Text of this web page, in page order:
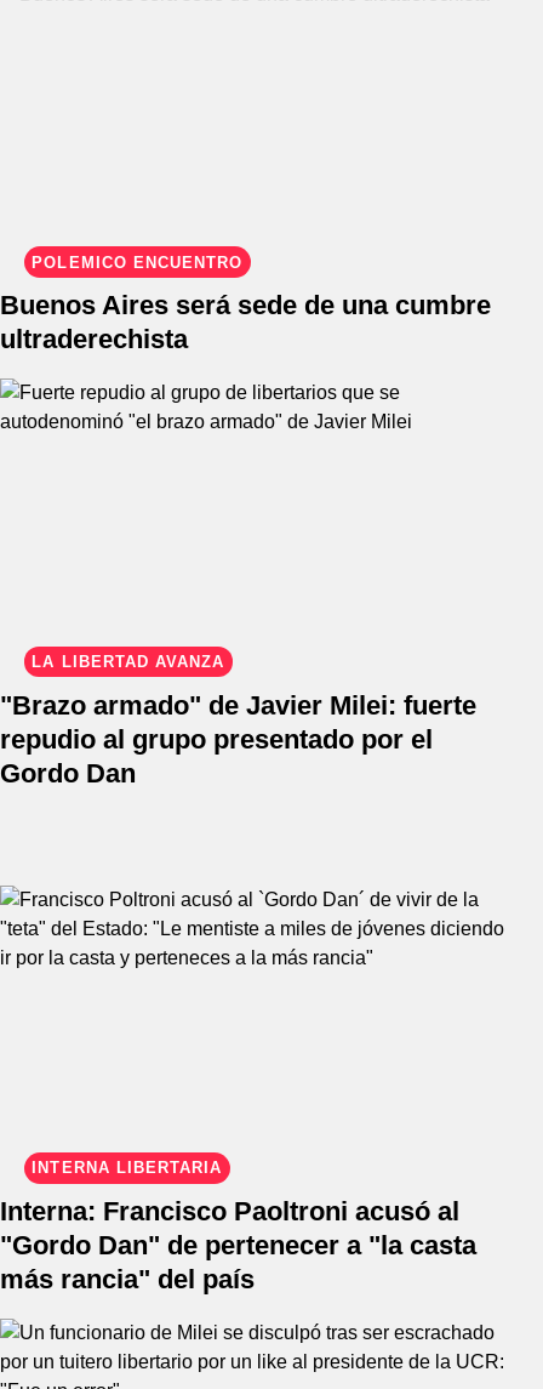
POLÉMICO ENCUENTRO
Buenos Aires será sede de una cumbre
ultraderechista
LA LIBERTAD AVANZA
"Brazo armado" de Javier Milei: fuerte
repudio al grupo presentado por el
Gordo Dan
INTERNA LIBERTARIA
Interna: Francisco Paoltroni acusó al
"Gordo Dan" de pertenecer a "la casta
más rancia" del país